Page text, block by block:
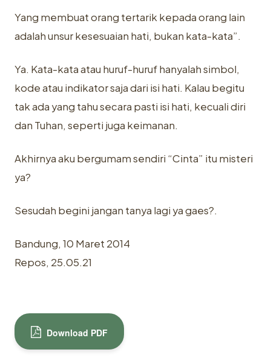
Yang membuat orang tertarik kepada orang lain
adalah unsur kesesuaian hati, bukan kata-kata”.
Ya. Kata-kata atau huruf-huruf hanyalah simbol,
kode atau indikator saja dari isi hati. Kalau begitu
tak ada yang tahu secara pasti isi hati, kecuali diri
dan Tuhan, seperti juga keimanan.
Akhirnya aku bergumam sendiri “Cinta” itu misteri
ya?
Sesudah begini jangan tanya lagi ya gaes?.
Bandung, 10 Maret 2014
Repos, 25.05.21
Download PDF